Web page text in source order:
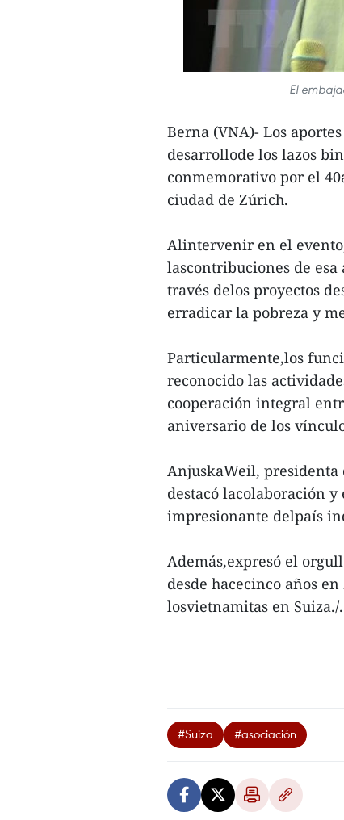
El
Berna (VNA)- Los
desarrollode los lazos
conmemorativo por el
ciudad de Zúrich.
Alintervenir en el
lascontribuciones de
través delos proyectos
erradicar la pobreza y
Particularmente,los
reconocido las
cooperación integral
aniversario de los
AnjuskaWeil, presidenta
destacó lacolaboración
impresionante delpaís
Además,expresó el
desde hacecinco años
losvietnamitas en Suiza./.
#Suiza #asociación